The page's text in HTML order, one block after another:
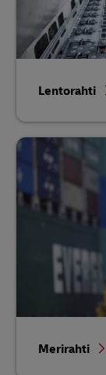
Lentorahti
Merirahti